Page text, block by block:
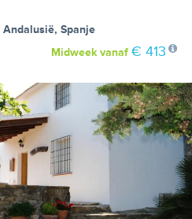
Andalusië, Spanje
Midweekvanaf € 413